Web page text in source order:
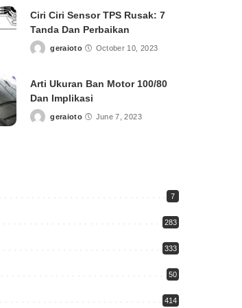
Ciri Ciri Sensor TPS Rusak: 7
Tanda Dan Perbaikan
Postedgeraioto October 10, 2023
Arti Ukuran Ban Motor 100/80
Dan Implikasi
Postedgeraioto June 7, 2023
7
283
333
50
414